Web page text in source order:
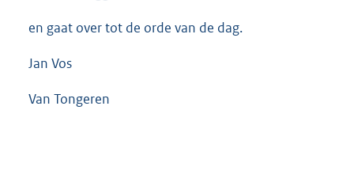
en gaat over tot de orde van de dag.
Jan Vos
Van Tongeren